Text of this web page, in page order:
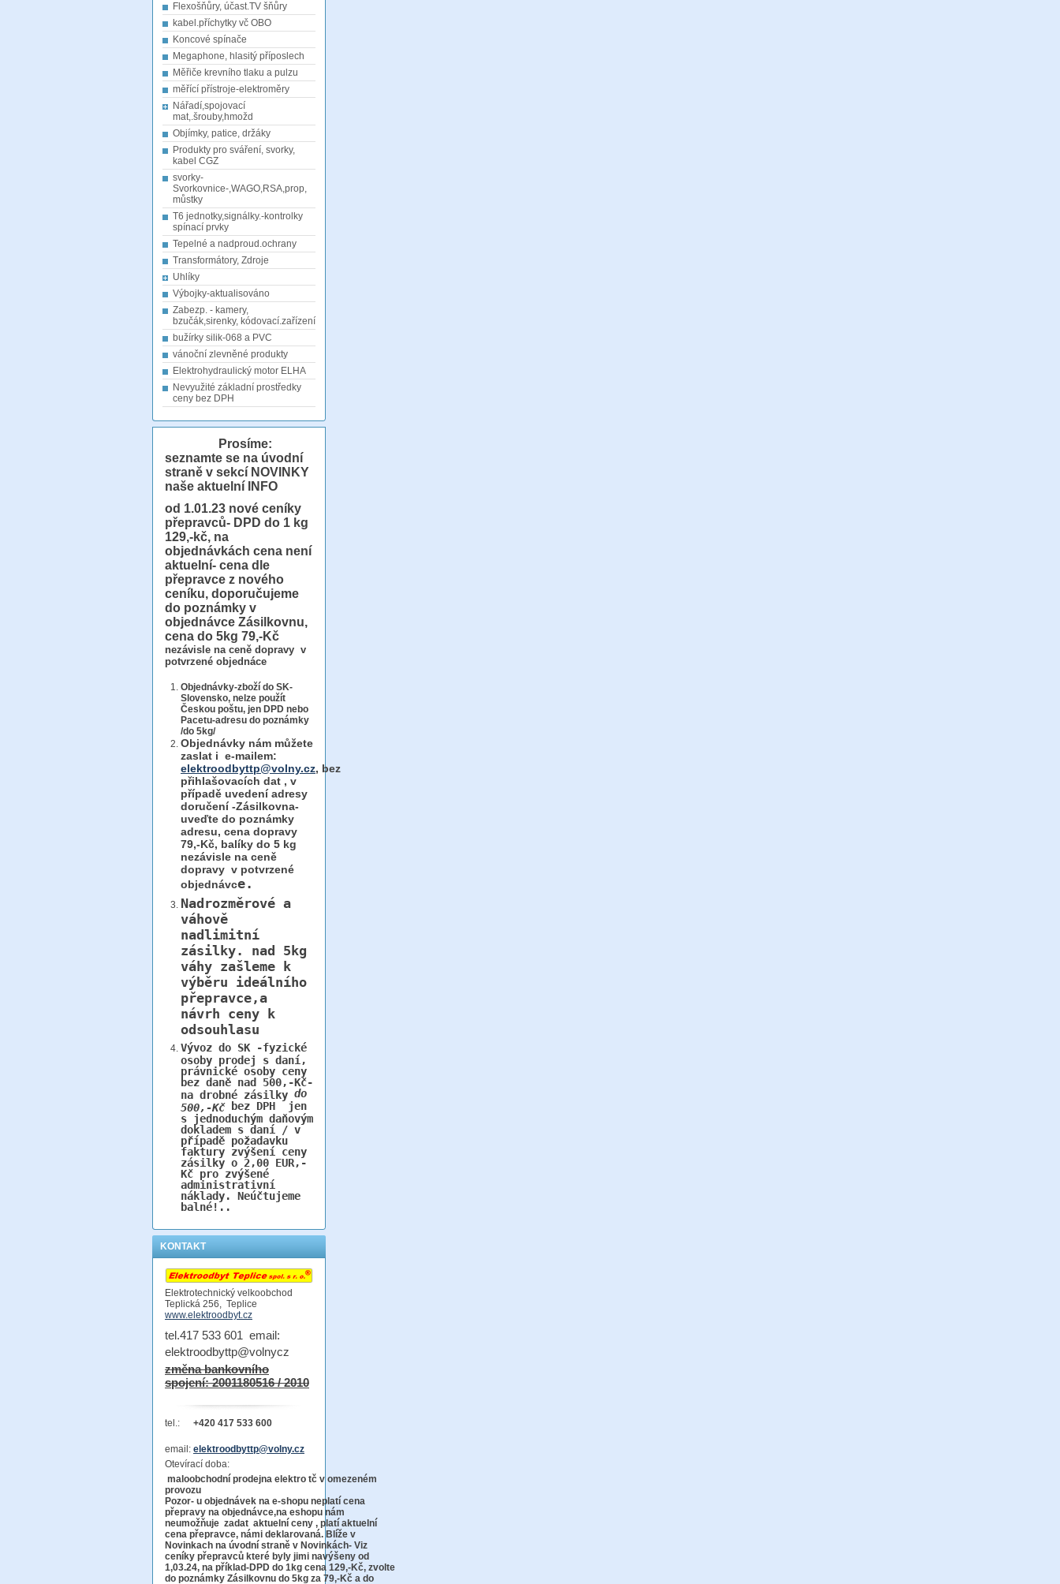
Flexošňůry, účast.TV šňůry
kabel.příchytky vč OBO
Koncové spínače
Megaphone, hlasitý příposlech
Měřiče krevního tlaku a pulzu
měřící přístroje-elektroměry
Nářadí,spojovací
mat,.šrouby,hmožd
Objímky, patice, držáky
Produkty pro sváření, svorky,
kabel CGZ
svorky-
Svorkovnice-,WAGO,RSA,prop,
můstky
T6 jednotky,signálky.-kontrolky
spínací prvky
Tepelné a nadproud.ochrany
Transformátory, Zdroje
Uhlíky
Výbojky-aktualisováno
Zabezp. - kamery,
bzučák,sirenky, kódovací.zařízení
bužírky silik-068 a PVC
vánoční zlevněné produkty
Elektrohydraulický motor ELHA
Nevyužité základní prostředky
ceny bez DPH
Prosíme:
seznamte se na úvodní
straně v sekcí NOVINKY
naše aktuelní INFO
od 1.01.23 nové ceníky
přepravců- DPD do 1 kg
129,-kč, na
objednávkách cena není
aktuelní- cena dle
přepravce z nového
ceníku, doporučujeme
do poznámky v
objednávce Zásilkovnu,
cena do 5kg 79,-Kč
nezávisle na ceně dopravy v
potvrzené objednáce
Objednávky-zboží do SK-
Slovensko, nelze použít
Českou poštu, jen DPD nebo
Pacetu-adresu do poznámky
/do 5kg/
Objednávky nám můžete
zaslat i e-mailem:
elektroodbyttp@volny.cz, bez
přihlašovacích dat , v
případě uvedení adresy
doručení -Zásilkovna-
uveďte do poznámky
adresu, cena dopravy
79,-Kč, balíky do 5 kg
nezávisle na ceně
dopravy v potvrzené
objednávce.
Nadrozměrové a
váhově
nadlimitní
zásilky. nad 5kg
váhy zašleme k
výběru ideálního
přepravce,a
návrh ceny k
odsouhlasu
Vývoz do SK -fyzické
osoby prodej s daní,
právnické osoby ceny
bez daně nad 500,-Kč-
na drobné zásilky do
500,-Kčbez DPH jen
s jednoduchým daňovým
dokladem s daní / v
případě požadavku
faktury zvýšení ceny
zásilky o 2,00 EUR,-
Kč pro zvýšené
administrativní
náklady. Neúčtujeme
balné!..
KONTAKT
Elektrotechnický velkoobchod
Teplická 256, Teplice
www.elektroodbyt.cz
tel.417 533 601 email:
elektroodbyttp@volnycz
změna bankovního
spojení: 2001180516 / 2010
tel.: +420 417 533 600
email: elektroodbyttp@volny.cz
Otevírací doba:
maloobchodní prodejna elektro tč v omezeném
provozu
Pozor- u objednávek na e-shopu neplatí cena
přepravy na objednávce,na eshopu nám
neumožňuje zadat aktuelní ceny , platí aktuelní
cena přepravce, námi deklarovaná. Blíže v
Novinkach na úvodní straně v Novinkách- Viz
ceníky přepravců které byly jimi navýšeny od
1,03.24, na příklad-DPD do 1kg cena 129,-Kč, zvolte
do poznámky Zásilkovnu do 5kg za 79,-Kč a do